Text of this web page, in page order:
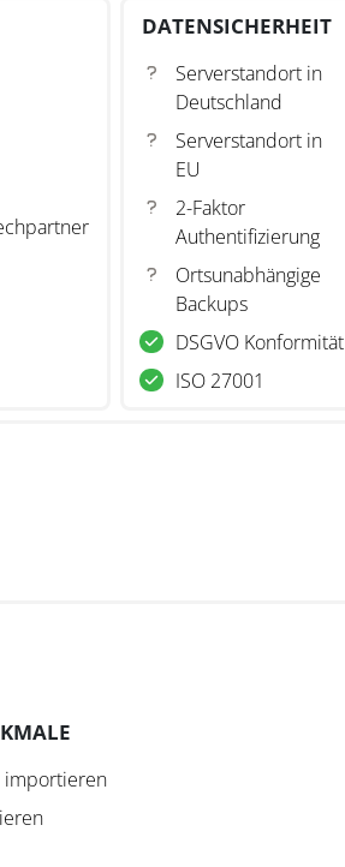
DATENSICHERHEIT
Serverstandort in
Deutschland
Serverstandort in
EU
2-Faktor
Authentifizierung
Ortsunabhängige
Backups
DSGVO Konformität
ISO 27001
importieren